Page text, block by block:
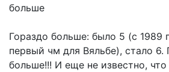
больше
Гораздо больше: было 5 (с 1989
первый чм для Вяльбе), стало 6.
больше!!! И еще не известно,